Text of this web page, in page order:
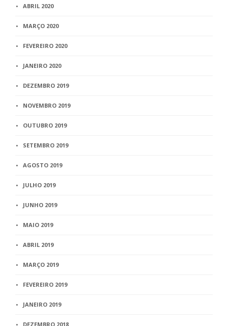
ABRIL 2020
MARÇO 2020
FEVEREIRO 2020
JANEIRO 2020
DEZEMBRO 2019
NOVEMBRO 2019
OUTUBRO 2019
SETEMBRO 2019
AGOSTO 2019
JULHO 2019
JUNHO 2019
MAIO 2019
ABRIL 2019
MARÇO 2019
FEVEREIRO 2019
JANEIRO 2019
DEZEMBRO 2018